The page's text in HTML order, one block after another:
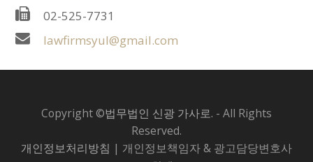
02-525-7731
lawfirmsyul@gmail.com
Copyright ©법무법인 신광 가사로. - All Rights
Reserved.
개인정보처리방침 | 개인정보책임자 & 광고담당변호사